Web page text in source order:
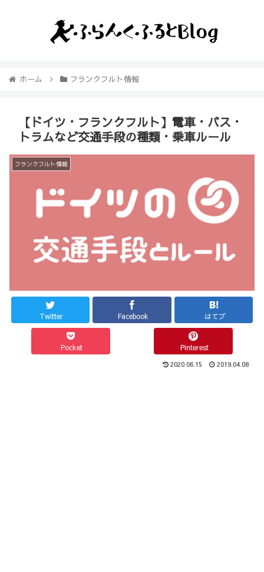
ホーム フランクフルト情報
【ドイツ・フランクフルト】電車・バス・
トラムなど交通手段の種類・乗車ルール
フランクフルト情報
Twitter Facebook はてブ
Pocket Pinterest
2020.06.15 2019.04.08